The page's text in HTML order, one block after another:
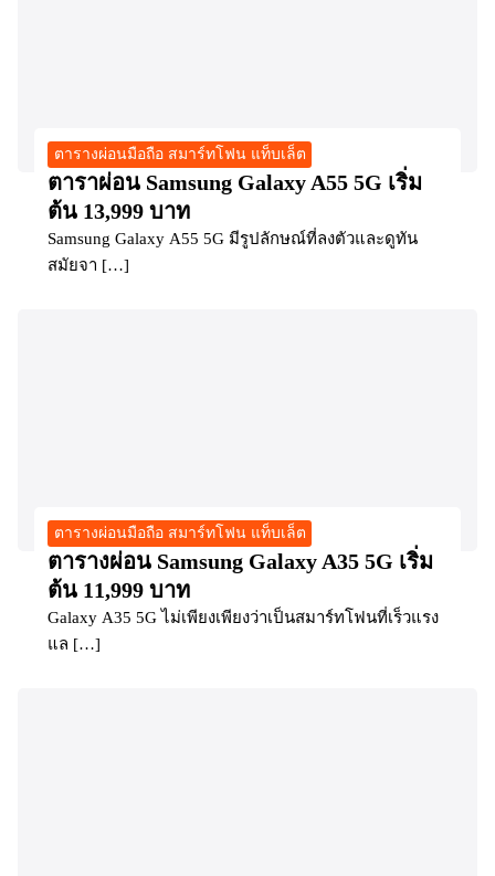
ตารางผ่อนมือถือ สมาร์ทโฟน แท็บเล็ต
ตาราผ่อน Samsung Galaxy A55 5G เริ่ม
ต้น 13,999 บาท
Samsung Galaxy A55 5G มีรูปลักษณ์ที่ลงตัวและดูทัน
สมัยจา […]
ตารางผ่อนมือถือ สมาร์ทโฟน แท็บเล็ต
ตารางผ่อน Samsung Galaxy A35 5G เริ่ม
ต้น 11,999 บาท
Galaxy A35 5G ไม่เพียงเพียงว่าเป็นสมาร์ทโฟนที่เร็วแรง
แล […]